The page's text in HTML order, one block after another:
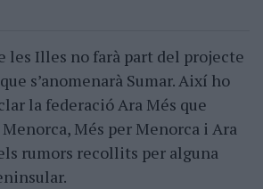
les Illes no farà part del projecte
s’anomenarà Sumar. Així ho
la federació Ara Més que
Més per Menorca i Ara
rumors recollits per alguna